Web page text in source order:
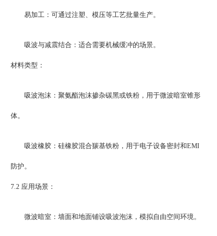
易加工：可通过注塑、模压等工艺批量生产。
吸波与减震结合：适合需要机械缓冲的场景。
材料类型：
吸波泡沫：聚氨酯泡沫掺杂碳黑或铁粉，用于微波暗室锥形
体。
吸波橡胶：硅橡胶混合羰基铁粉，用于电子设备密封和EMI
防护。
7.2 应用场景：
微波暗室：墙面和地面铺设吸波泡沫，模拟自由空间环境。